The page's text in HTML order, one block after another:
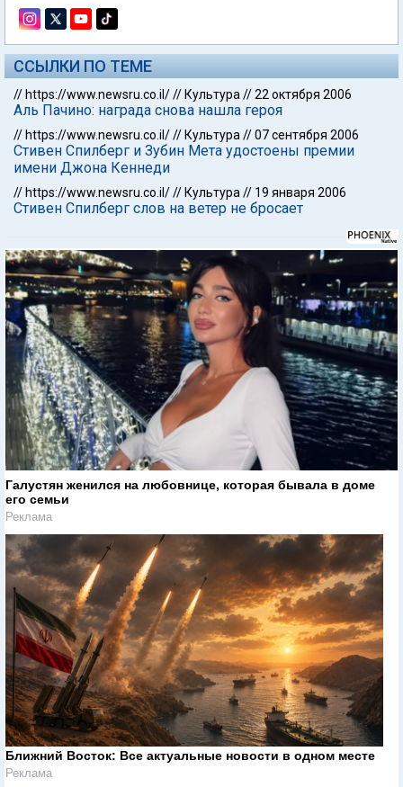
ССЫЛКИ ПО ТЕМЕ
// https://www.newsru.co.il/// Культура //22 октября 2006
Аль Пачино: награда снова нашла героя
// https://www.newsru.co.il/// Культура //07 сентября 2006
Стивен Спилберг и Зубин Мета удостоены премии
имени Джона Кеннеди
// https://www.newsru.co.il/// Культура // 19 января 2006
Стивен Спилберг слов на ветер не бросает
Галустян женился на любовнице, которая бывала в доме
его семьи
Реклама
Ближний Восток: Все актуальные новости в одном месте
Реклама